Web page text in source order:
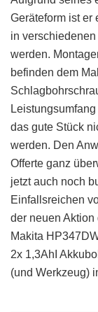
Geräteform ist
in
werden.
befinden dem
das gute Stück
werden. Den
Offerte ganz
jetzt auch noch
Einfallsreichen
der neuen Aktion
Makita
2x 1,3AhI
(und Werkzeug)